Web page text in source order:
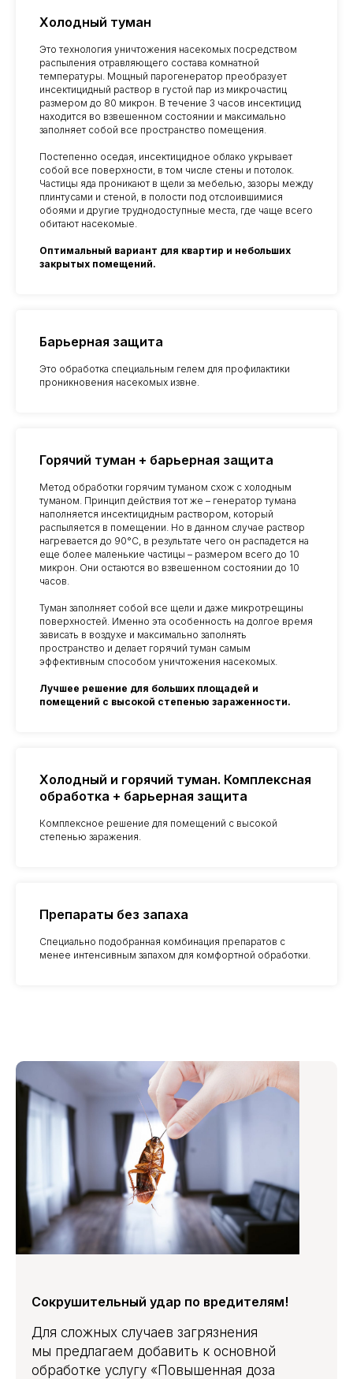
Холодный туман
Это технология уничтожения насекомых посредством
распыления отравляющего состава комнатной
температуры. Мощный парогенератор преобразует
инсектицидный раствор в густой пар из микрочастиц
размером до 80 микрон. В течение 3 часов инсектицид
находится во взвешенном состоянии и максимально
заполняет собой все пространство помещения.
Постепенно оседая, инсектицидное облако укрывает
собой все поверхности, в том числе стены и потолок.
Частицы яда проникают в щели за мебелью, зазоры между
плинтусами и стеной, в полости под отслоившимися
обоями и другие труднодоступные места, где чаще всего
обитают насекомые.
Оптимальный вариант для квартир и небольших
закрытых помещений.
Барьерная защита
Это обработка специальным гелем для профилактики
проникновения насекомых извне.
Горячий туман + барьерная защита
Метод обработки горячим туманом схож с холодным
туманом. Принцип действия тот же – генератор тумана
наполняется инсектицидным раствором, который
распыляется в помещении. Но в данном случае раствор
нагревается до 90°C, в результате чего он распадется на
еще более маленькие частицы – размером всего до 10
микрон. Они остаются во взвешенном состоянии до 10
часов.
Туман заполняет собой все щели и даже микротрещины
поверхностей. Именно эта особенность на долгое время
зависать в воздухе и максимально заполнять
пространство и делает горячий туман самым
эффективным способом уничтожения насекомых.
Лучшее решение для больших площадей и
помещений с высокой степенью зараженности.
Холодный и горячий туман. Комплексная
обработка + барьерная защита
Комплексное решение для помещений с высокой
степенью заражения.
Препараты без запаха
Специально подобранная комбинация препаратов с
менее интенсивным запахом для комфортной обработки.
Сокрушительный удар по вредителям!
Для сложных случаев загрязнения
мы предлагаем добавить к основной
обработке услугу «Повышенная доза
Уничтожение
муравьев со скидкой
10%
Дарим скидку 10% при заказе через форму на
+7
Я подтверждаю ознакомление и даюСогласие на обработку
моих персональных данных
в порядке и на условиях,
указанных вПолитике обработки персональных данных